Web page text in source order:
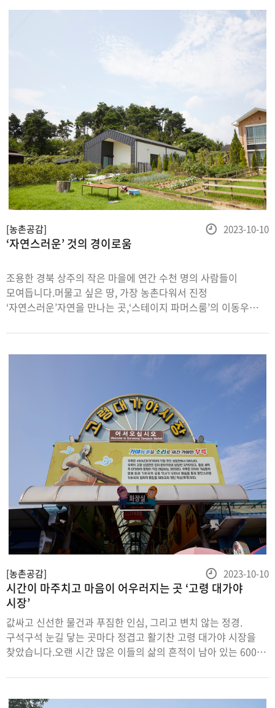
주왕산을비롯해곳곳에보이는비경
‘자연스러운’ 것의 경이로움
조용한 경북 상주의 작은 마을에 연간 수천 명의 사람들이
모여듭니다.머물고 싶은 땅, 가장 농촌다워서 진정
‘자연스러운’자연을 만나는 곳,‘스테이지 파머스룸’의 이동우
싶은 땅, 농촌스테이지파머스룸(FarmersRoom)
의아침은고요하고평화롭습니다.단정하고멋스러운‘
[농촌공감]
등
2023-10-10
시간이 마주치고 마음이 어우러지는 곳 ‘고령 대가야
시장’
값싸고 신선한 물건과 푸짐한 인심, 그리고 변치 않는 정경.
구석구석 눈길 닿는 곳마다 정겹고 활기찬 고령 대가야 시장을
찾았습니다.오랜 시간 많은 이들의 삶의 흔적이 남아 있는 600년
산해진미가 모여드는 천혜의
지역경상북도고령군은깊은산과풍요로운낙동강을품고있는천
[농촌공감]
등
록
2023-10-10